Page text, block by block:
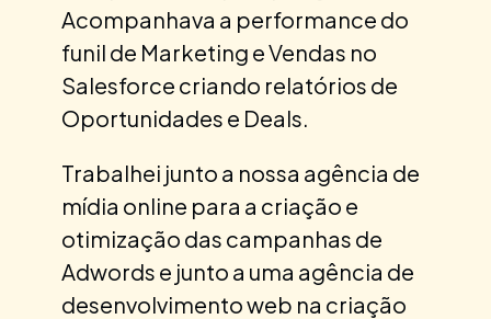
Acompanhava a performance do
funil de Marketing e Vendas no
Salesforce criando relatórios de
Oportunidades e Deals.
Trabalhei junto a nossa agência de
mídia online para a criação e
otimização das campanhas de
Adwords e junto a uma agência de
desenvolvimento web na criação